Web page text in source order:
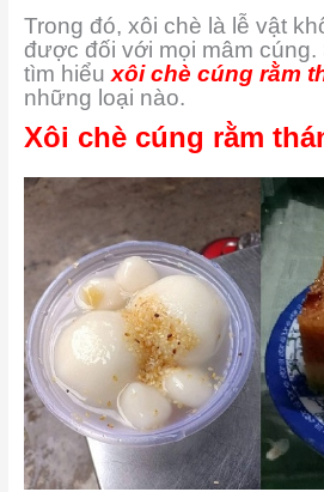
Trong đó, xôi chè là lễ vật
được đối với mọi mâm cúng.
tìm hiểu xôi chè cúng rằm
những loại nào.
Xôi chè cúng rằm